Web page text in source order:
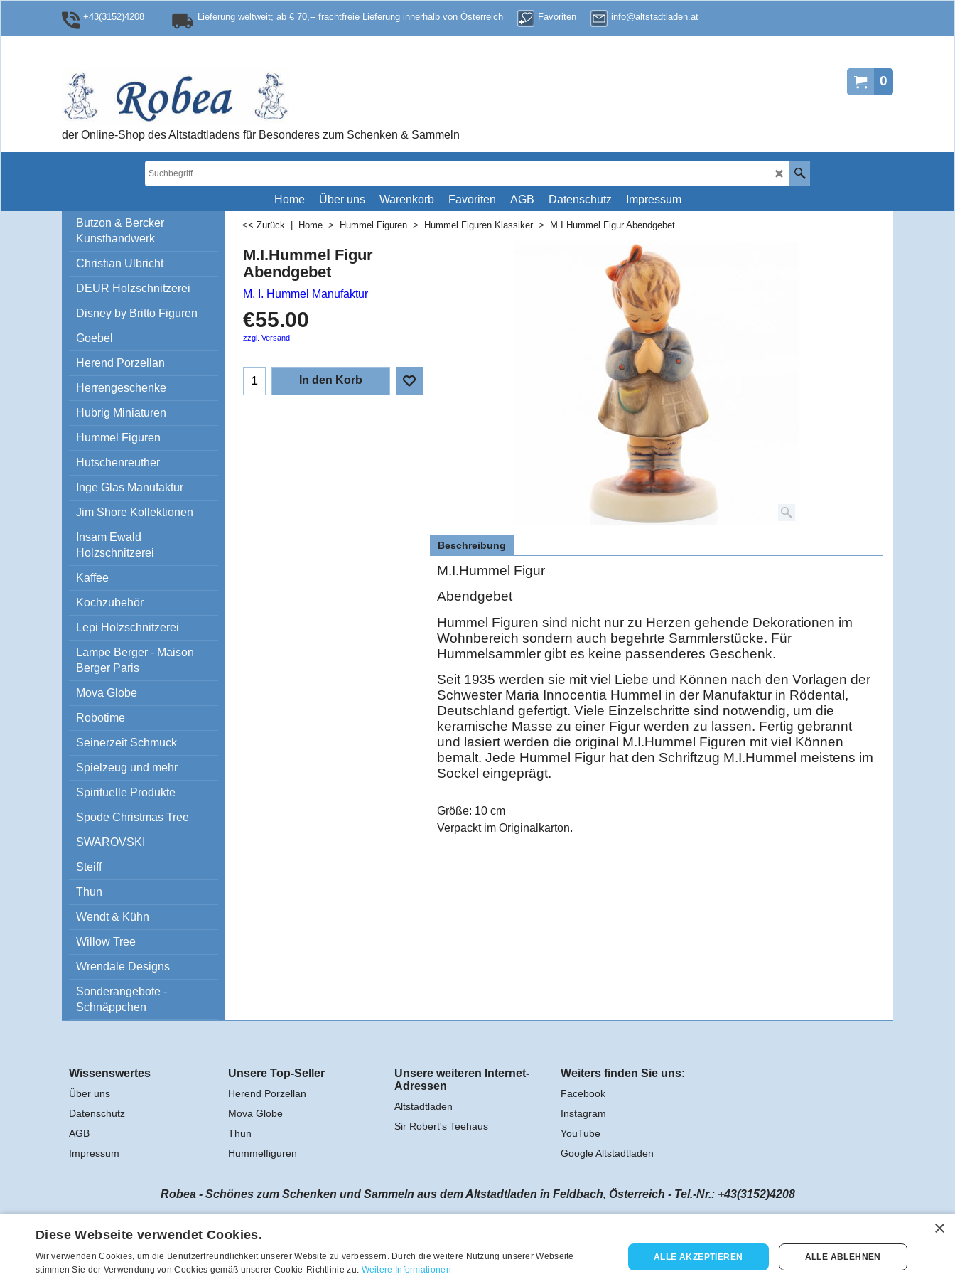
+43(3152)4208 Lieferung weltweit; ab € 70,-- frachtfreie Lieferung innerhalb von Österreich Favoriten info@altstadtladen.at
0
der Online-Shop des Altstadtladens für Besonderes zum Schenken & Sammeln
Home Über uns Warenkorb Favoriten AGB Datenschutz
Impressum
Butzon & Bercker
Kunsthandwerk
Christian Ulbricht
DEUR Holzschnitzerei
Disney by Britto Figuren
Goebel
Herend Porzellan
Herrengeschenke
Hubrig Miniaturen
Hummel Figuren
Hutschenreuther
Inge Glas Manufaktur
Jim Shore Kollektionen
Insam Ewald
Holzschnitzerei
Kaffee
Kochzubehör
Lepi Holzschnitzerei
Lampe Berger - Maison
Berger Paris
Mova Globe
Robotime
Seinerzeit Schmuck
Spielzeug und mehr
Spirituelle Produkte
Spode Christmas Tree
SWAROVSKI
Steiff
Thun
Wendt & Kühn
Willow Tree
Wrendale Designs
Sonderangebote -
Schnäppchen
<< Zurück Home > Hummel Figuren > Hummel Figuren Klassiker > M.I.Hummel Figur Abendgebet
M.I.Hummel Figur
Abendgebet
M. I. Hummel Manufaktur
€55.00
zzgl. Versand
In den Korb
Beschreibung
M.I.Hummel Figur
Abendgebet
Hummel Figuren sind nicht nur zu Herzen gehende Dekorationen im
Wohnbereich sondern auch begehrte Sammlerstücke. Für
Hummelsammler gibt es keine passenderes Geschenk.
Seit 1935 werden sie mit viel Liebe und Können nach den Vorlagen der
Schwester Maria Innocentia Hummel in der Manufaktur in Rödental,
Deutschland gefertigt. Viele Einzelschritte sind notwendig, um die
keramische Masse zu einer Figur werden zu lassen. Fertig gebrannt
und lasiert werden die original M.I.Hummel Figuren mit viel Können
bemalt. Jede Hummel Figur hat den Schriftzug M.I.Hummel meistens im
Sockel eingeprägt.
Größe: 10 cm
Verpackt im Originalkarton.
Wissenswertes
Über uns
Datenschutz
AGB
Impressum
Unsere Top-Seller
Herend Porzellan
Mova Globe
Thun
Hummelfiguren
Unsere weiteren Internet-
Adressen
Altstadtladen
Sir Robert's Teehaus
Weiters finden Sie uns:
Facebook
Instagram
YouTube
Google Altstadtladen
Robea - Schönes zum Schenken und Sammeln aus dem Altstadtladen in Feldbach, Österreich - Tel.-Nr.: +43(3152)4208
Vertrag widerrufen ×
Diese Webseite verwendet Cookies.
Wir verwenden Cookies, um die Benutzerfreundlichkeit unserer Website zu verbessern. Durch die weitere Nutzung unserer Webseite
stimmen Sie der Verwendung von Cookies gemäß unserer Cookie-Richtlinie zu. Weitere Informationen
ALLE AKZEPTIEREN ALLE ABLEHNEN